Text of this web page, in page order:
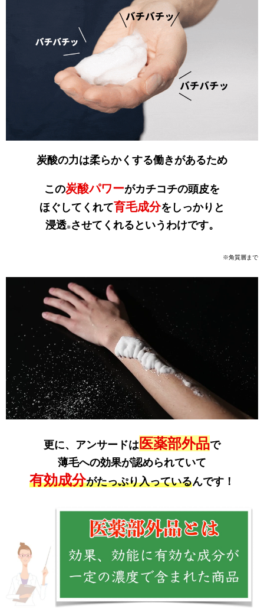
炭酸の力は柔らかくする働きがあるため
この炭酸パワーがカチコチの頭皮を
ほぐしてくれて育毛成分をしっかりと
浸透 ※させてくれるというわけです。
※角質層まで
更に、アンサードは 医薬部外品で
薄毛への効果が認められていて
有効成分がたっぷり入っているんです！